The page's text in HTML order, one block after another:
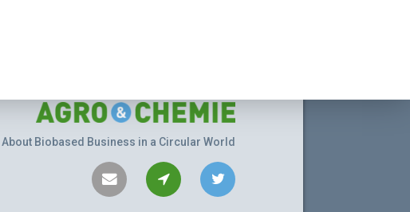
About Biobased Business in a Circular World